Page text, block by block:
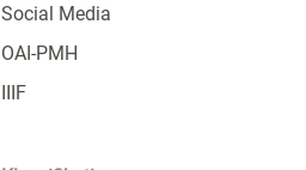
Social Media
OAI-PMH
IIIF